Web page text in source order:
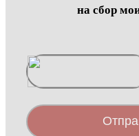
на сбор